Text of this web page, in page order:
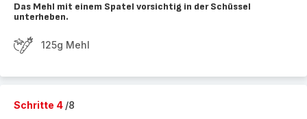
Das Mehl mit einem Spatel vorsichtig in der Schüssel
unterheben.
125g Mehl
Schritte 4 /8